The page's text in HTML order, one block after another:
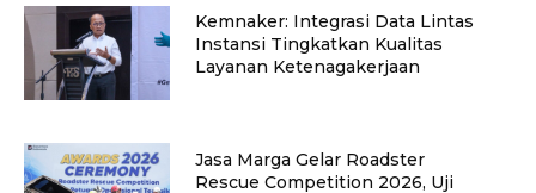
Kemnaker: Integrasi Data Lintas
Instansi Tingkatkan Kualitas
Layanan Ketenagakerjaan
Jasa Marga Gelar Roadster
Rescue Competition 2026, Uji